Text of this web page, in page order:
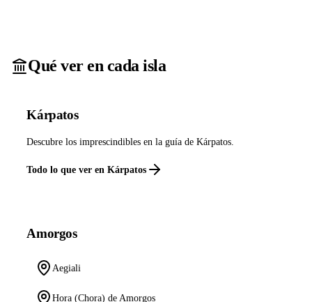
Qué ver en cada isla
Kárpatos
Descubre los imprescindibles en la guía de Kárpatos.
Todo lo que ver en Kárpatos
Amorgos
Aegiali
Hora (Chora) de Amorgos